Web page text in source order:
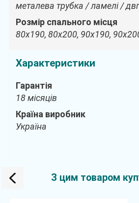
металева трубка / ламелі /
Розмір спального місця
80х190, 80х200, 90х190,
Характеристики
Гарантія
18 місяців
Країна виробник
Україна
З цим товаром